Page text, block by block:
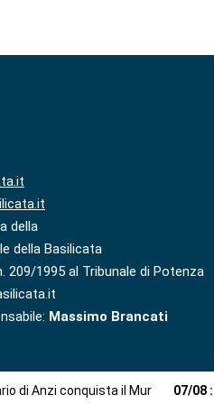
della
della Basilicata
209/1995 al Tribunale di Potenza
Massimo Brancati
di Anzi conquista il Mur 07/08 :